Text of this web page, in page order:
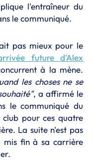
l'entraîneur du
le communiqué.
pas mieux pour le
future d'Alex
à la mène.
les choses ne se
, a affirmé le
le communiqué du
pour ces quatre
La suite n'est pas
mis fin à sa carrière